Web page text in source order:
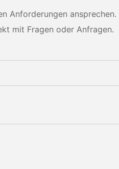
mit Fragen oder Anfragen.